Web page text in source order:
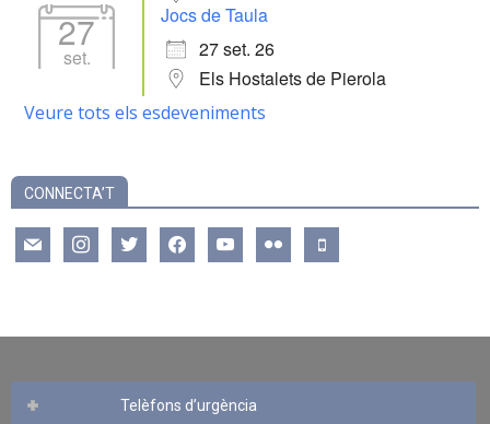
27
set.
Jocs de Taula
27 set. 26
Els Hostalets de Pierola
Veure tots els esdeveniments
CONNECTA’T
mail instagramtwitter facebookyoutube flickr mobile
Telèfons d’urgència